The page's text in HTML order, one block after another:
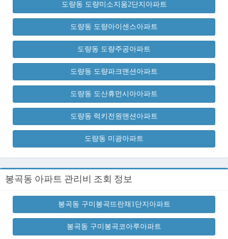
도량동 도량미소지움2단지아파트
도량동 도량아이센스아파트
도량동 도량주공아파트
도량동 도량파크맨션아파트
도량동 도산휴먼시아아파트
도량동 럭키전원맨션아파트
도량동 미광아파트
봉곡동 아파트 관리비 조회 정보
봉곡동 구미봉곡뜨란채1단지아파트
봉곡동 구미봉곡코아루아파트